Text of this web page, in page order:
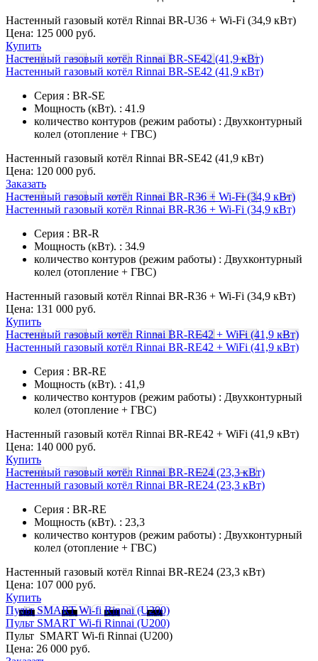
Настенный газовый котёл Rinnai BR-U36 + Wi-Fi (34,9 кВт)
Цена: 125 000 руб.
Купить
Настенный газовый котёл Rinnai BR-SE42 (41,9 кВт)
Настенный газовый котёл Rinnai BR-SE42 (41,9 кВт)
Серия : BR-SE
Мощность (кВт). : 41.9
количество контуров (режим работы) : Двухконтурный
колел (отопление + ГВС)
Настенный газовый котёл Rinnai BR-SE42 (41,9 кВт)
Цена: 120 000 руб.
Заказать
Настенный газовый котёл Rinnai BR-R36 + Wi-Fi (34,9 кВт)
Настенный газовый котёл Rinnai BR-R36 + Wi-Fi (34,9 кВт)
Серия : BR-R
Мощность (кВт). : 34.9
количество контуров (режим работы) : Двухконтурный
колел (отопление + ГВС)
Настенный газовый котёл Rinnai BR-R36 + Wi-Fi (34,9 кВт)
Цена: 131 000 руб.
Купить
Настенный газовый котёл Rinnai BR-RE42 + WiFi (41,9 кВт)
Настенный газовый котёл Rinnai BR-RE42 + WiFi (41,9 кВт)
Серия : BR-RE
Мощность (кВт). : 41,9
количество контуров (режим работы) : Двухконтурный
колел (отопление + ГВС)
Настенный газовый котёл Rinnai BR-RE42 + WiFi (41,9 кВт)
Цена: 140 000 руб.
Купить
Настенный газовый котёл Rinnai BR-RE24 (23,3 кВт)
Настенный газовый котёл Rinnai BR-RE24 (23,3 кВт)
Серия : BR-RE
Мощность (кВт). : 23,3
количество контуров (режим работы) : Двухконтурный
колел (отопление + ГВС)
Настенный газовый котёл Rinnai BR-RE24 (23,3 кВт)
Цена: 107 000 руб.
Купить
Пульт SMART Wi-fi Rinnai (U200)
Пульт SMART Wi-fi Rinnai (U200)
Пульт SMART Wi-fi Rinnai (U200)
Цена: 26 000 руб.